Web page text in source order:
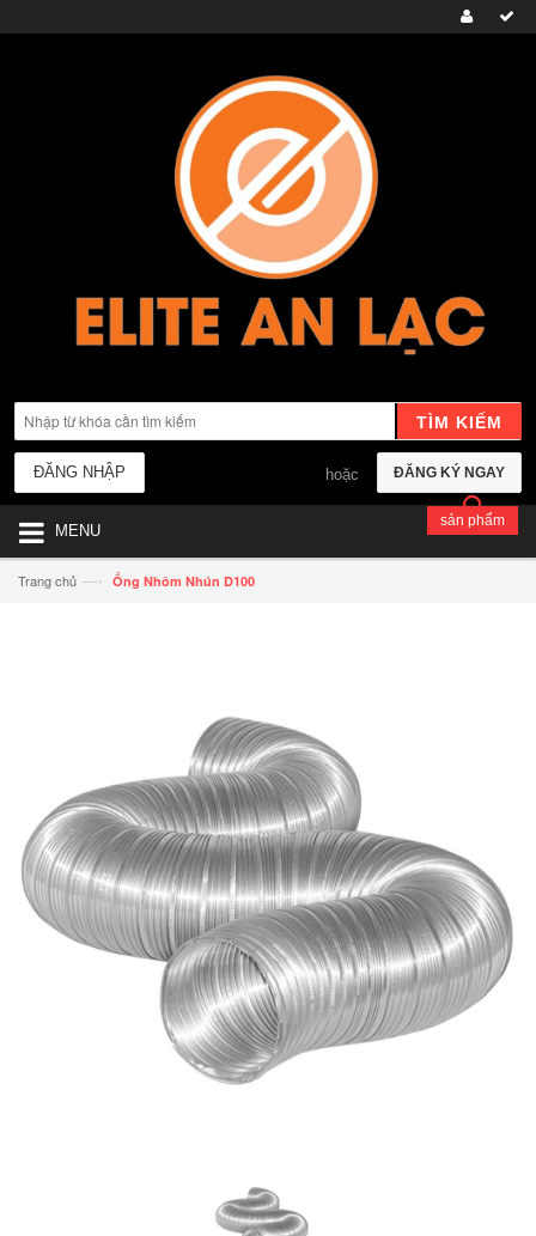
TÌM KIẾM
ĐĂNG KÝ NGAY
hoặc
ĐĂNG NHẬP
MENU
sản phẩm
Trang chủ —› Ống Nhôm Nhún D100